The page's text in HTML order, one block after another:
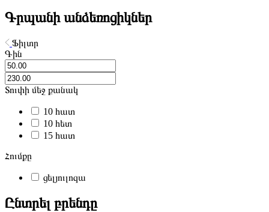
Գրպանի անձեռոցիկներ
Ֆիլտր
Գին
Տուփի մեջ քանակ
10 հատ
10 հետ
15 հատ
Հումքը
ցելյուլոզա
Ընտրել բրենդը